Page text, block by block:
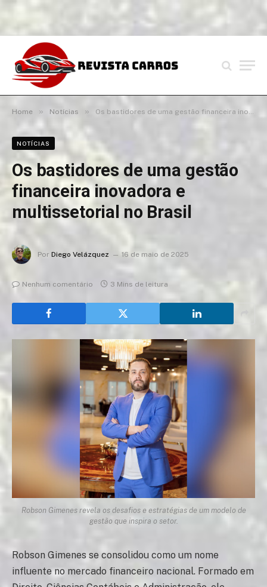
Home » Notícias » Os bastidores de uma gestão financeira inovadora e multissetorial no Brasil
NOTÍCIAS
Os bastidores de uma gestão
financeira inovadora e
multissetorial no Brasil
Por Diego Velázquez 16 de maio de 2025
Nenhum comentário 3 Mins de leitura
Robson Gimenes revela os desafios e estratégias de um modelo de
gestão que inspira o setor.
Robson Gimenes se consolidou como um nome
influente no mercado financeiro nacional. Formado em